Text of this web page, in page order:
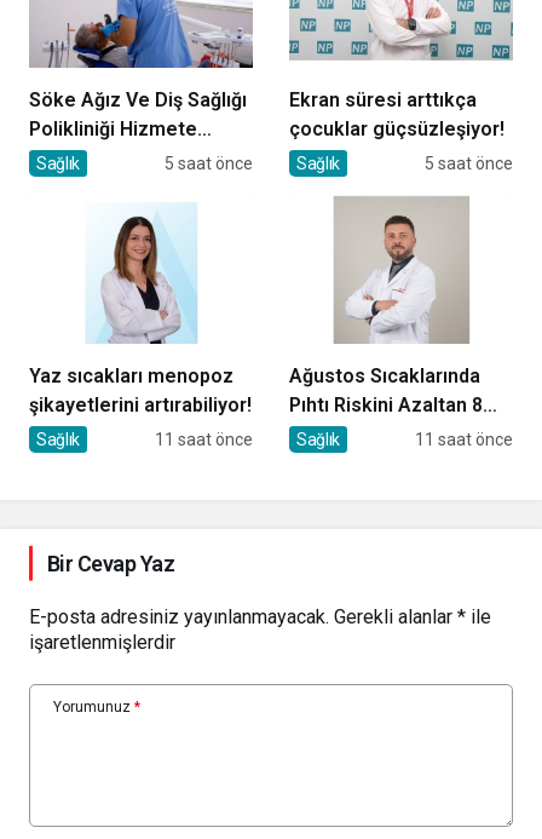
Söke Ağız Ve Diş Sağlığı
Polikliniği Hizmete
Başladı
Sağlık 5 saat önce
Ekran süresi arttıkça
çocuklar güçsüzleşiyor!
Sağlık 5 saat önce
Yaz sıcakları menopoz
şikayetlerini artırabiliyor!
Sağlık 11 saat önce
Ağustos Sıcaklarında
Pıhtı Riskini Azaltan 8
Öneri
Sağlık 11 saat önce
Bir Cevap Yaz
E-posta adresiniz yayınlanmayacak. Gerekli alanlar * ile
işaretlenmişlerdir
Yorumunuz *